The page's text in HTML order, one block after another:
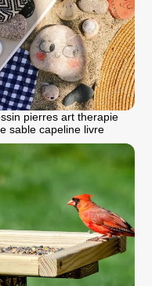
pierres art therapie
sable capeline livre